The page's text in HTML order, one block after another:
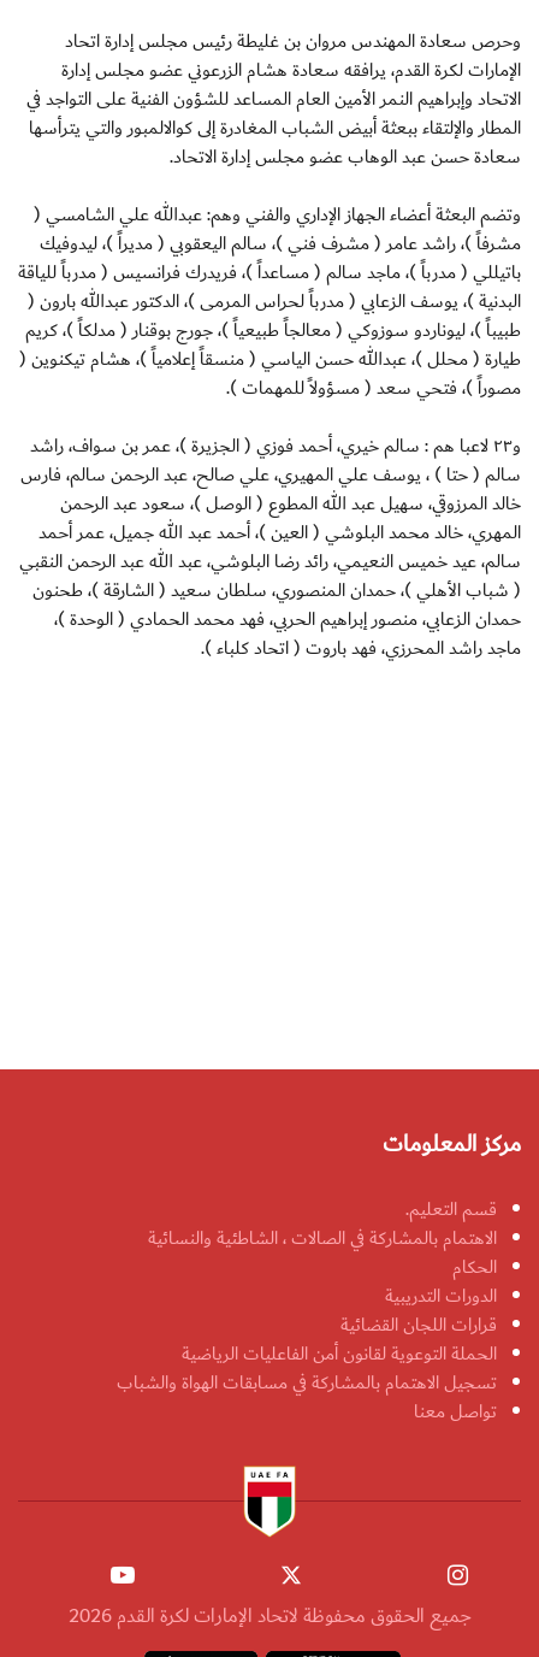
وحرص سعادة المهندس مروان بن غليطة رئيس مجلس إدارة اتحاد
الإمارات لكرة القدم، يرافقه سعادة هشام الزرعوني عضو مجلس إدارة
الاتحاد وإبراهيم النمر الأمين العام المساعد للشؤون الفنية على التواجد في
المطار والإلتقاء ببعثة أبيض الشباب المغادرة إلى كوالالمبور والتي يترأسها
سعادة حسن عبد الوهاب عضو مجلس إدارة الاتحاد.
وتضم البعثة أعضاء الجهاز الإداري والفني وهم: عبدالله علي الشامسي (
مشرفاً )، راشد عامر ( مشرف فني )، سالم اليعقوبي ( مديراً )، ليدوفيك
باتيللي ( مدرباً )، ماجد سالم ( مساعداً )، فريدرك فرانسيس ( مدرباً للياقة
البدنية )، يوسف الزعابي ( مدرباً لحراس المرمى )، الدكتور عبدالله بارون (
طبيباً )، ليوناردو سوزوكي ( معالجاً طبيعياً )، جورج بوقنار ( مدلكاً )، كريم
طيارة ( محلل )، عبدالله حسن الياسي ( منسقاً إعلامياً )، هشام تيكنوين (
مصوراً )، فتحي سعد ( مسؤولاً للمهمات ).
و٢٣ لاعبا هم : سالم خيري، أحمد فوزي ( الجزيرة )، عمر بن سواف، راشد
سالم ( حتا ) ، يوسف علي المهيري، علي صالح، عبد الرحمن سالم، فارس
خالد المرزوقي، سهيل عبد الله المطوع ( الوصل )، سعود عبد الرحمن
المهري، خالد محمد البلوشي ( العين )، أحمد عبد الله جميل، عمر أحمد
سالم، عيد خميس النعيمي، رائد رضا البلوشي، عبد الله عبد الرحمن النقبي
( شباب الأهلي )، حمدان المنصوري، سلطان سعيد ( الشارقة )، طحنون
حمدان الزعابي، منصور إبراهيم الحربي، فهد محمد الحمادي ( الوحدة )،
ماجد راشد المحرزي، فهد باروت ( اتحاد كلباء ).
مركز المعلومات
قسم التعليم.
الاهتمام بالمشاركة في الصالات ، الشاطئية والنسائية
الحكام
الدورات التدريبية
قرارات اللجان القضائية
الحملة التوعوية لقانون أمن الفاعليات الرياضية
تسجيل الاهتمام بالمشاركة في مسابقات الهواة والشباب
تواصل معنا
جميع الحقوق محفوظة لاتحاد الإمارات لكرة القدم 2026